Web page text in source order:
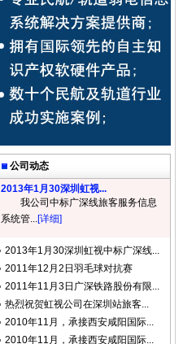
公司动态
2013年1月30深圳虹视...
我公司中标广深线旅客服务信息
系统管...[详细]
2013年1月30深圳虹视中标广深线...
2011年12月2日羽毛球对抗赛
2011年11月3日广深铁路股份有限...
热烈祝贺虹视公司在深圳站旅客...
2010年11月，承接西安咸阳国际...
2010年11月，承接西安咸阳国际...